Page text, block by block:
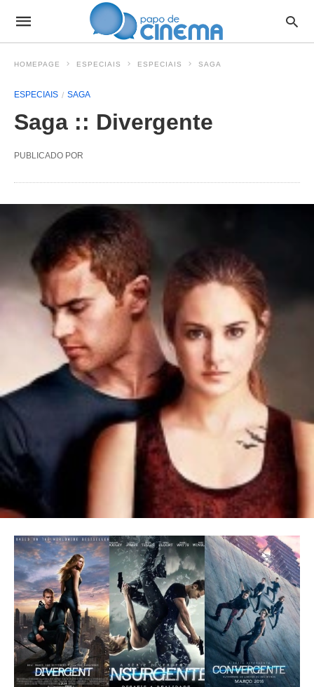
HOMEPAGE ESPECIAIS ESPECIAIS SAGA
ESPECIAIS SAGA
Saga :: Divergente
PUBLICADO POR